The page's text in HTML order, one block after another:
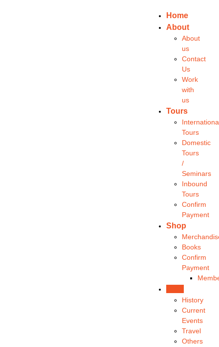
Home
About
About
us
Contact
Us
Work
with
us
Tours
Tours
Domestic
Tours
/
Seminars
Inbound
Tours
Confirm
Payment
Shop
Books
Confirm
Payment
History
Current
Events
Travel
Others